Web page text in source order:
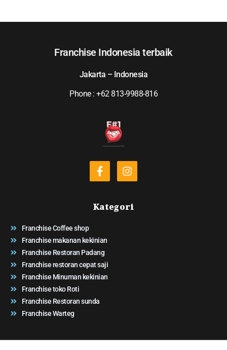
Franchise Indonesia terbaik
Jakarta – Indonesia
Phone : +62 813-9988-816
Kategori
Franchise Coffee shop
Franchise makanan kekinian
Franchise Restoran Padang
Franchise restoran cepat saji
Franchise Minuman kekinian
Franchise toko Roti
Franchise Restoran sunda
Franchise Warteg